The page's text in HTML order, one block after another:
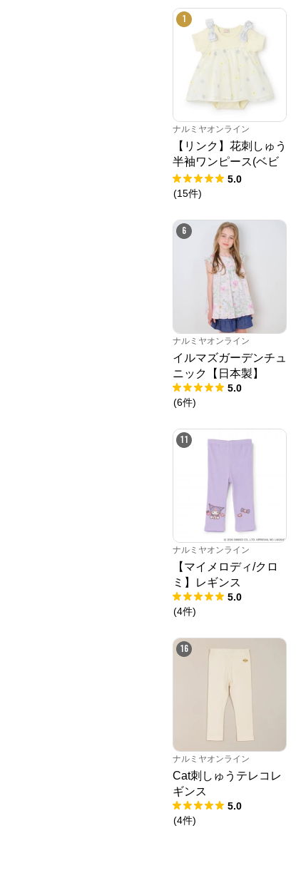
1
ナルミヤオンライン
【リンク】花刺しゅう
半袖ワンピース(ベビ
ー)
5.0
(15件)
6
ナルミヤオンライン
イルマズガーデンチュ
ニック【日本製】
5.0
(6件)
11
ナルミヤオンライン
【マイメロディ/クロ
ミ】レギンス
5.0
(4件)
16
ナルミヤオンライン
Cat刺しゅうテレコレ
ギンス
5.0
(4件)